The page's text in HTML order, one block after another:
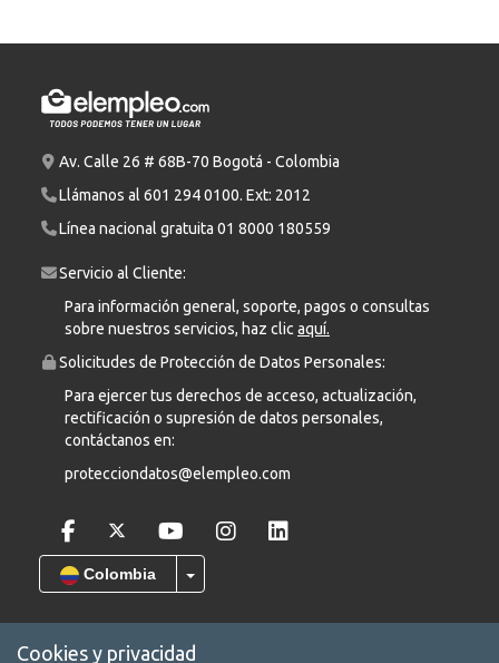
Av. Calle 26 # 68B-70 Bogotá - Colombia
Llámanos al 601 294 0100. Ext: 2012
Línea nacional gratuita 01 8000 180559
Servicio al Cliente:
Para información general, soporte, pagos o consultas
sobre nuestros servicios, haz clicaquí.
Solicitudes de Protección de Datos Personales:
Para ejercer tus derechos de acceso, actualización,
rectificación o supresión de datos personales,
contáctanos en:
protecciondatos@elempleo.com
Colombia
Cookies y privacidad